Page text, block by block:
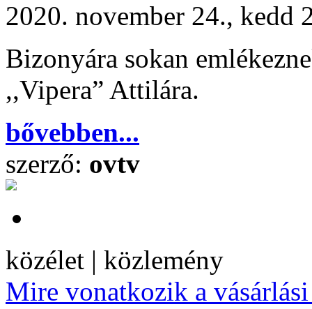
2020. november 24., kedd
Bizonyára sokan
,,Vipera” Attilára.
bővebben...
szerző: ovtv
közélet | közlemény
Mire vonatkozik a